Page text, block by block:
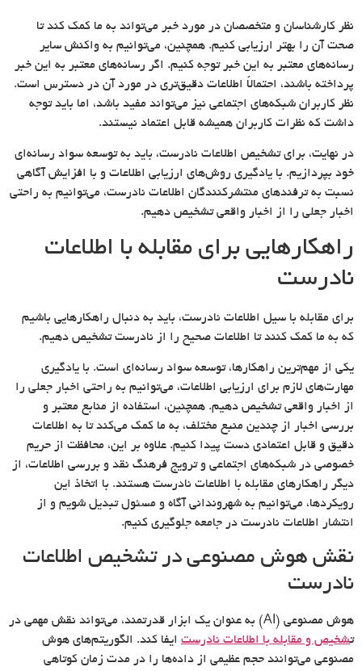
نظر کارشناسان و متخصصان در مورد خبر می‌تواند به ما کمک کند تا
صحت آن را بهتر ارزیابی کنیم. همچنین، می‌توانیم به واکنش سایر
رسانه‌های معتبر به این خبر توجه کنیم. اگر رسانه‌های معتبر به این خبر
پرداخته باشند، احتمالاً اطلاعات دقیق‌تری در مورد آن در دسترس است.
نظر کاربران شبکه‌های اجتماعی نیز می‌تواند مفید باشد، اما باید توجه
داشت که نظرات کاربران همیشه قابل اعتماد نیستند.
در نهایت، برای تشخیص اطلاعات نادرست، باید به توسعه سواد رسانه‌ای
خود بپردازیم. با یادگیری روش‌های ارزیابی اطلاعات و با افزایش آگاهی
نسبت به ترفندهای منتشرکنندگان اطلاعات نادرست، می‌توانیم به راحتی
اخبار جعلی را از اخبار واقعی تشخیص دهیم.
راهکارهایی برای مقابله با اطلاعات
نادرست
برای مقابله با سیل اطلاعات نادرست، باید به دنبال راهکارهایی باشیم
که به ما کمک کنند تا اطلاعات صحیح را از نادرست تشخیص دهیم.
یکی از مهم‌ترین راهکارها، توسعه سواد رسانه‌ای است. با یادگیری
مهارت‌های لازم برای ارزیابی اطلاعات، می‌توانیم به راحتی اخبار جعلی را
از اخبار واقعی تشخیص دهیم. همچنین، استفاده از منابع معتبر و
بررسی اخبار از چندین منبع مختلف، به ما کمک می‌کند تا به اطلاعات
دقیق و قابل اعتمادی دست پیدا کنیم. علاوه بر این، محافظت از حریم
خصوصی در شبکه‌های اجتماعی و ترویج فرهنگ نقد و بررسی اطلاعات، از
دیگر راهکارهای مقابله با اطلاعات نادرست هستند. با اتخاذ این
رویکردها، می‌توانیم به شهروندانی آگاه و مسئول تبدیل شویم و از
انتشار اطلاعات نادرست در جامعه جلوگیری کنیم.
نقش هوش مصنوعی در تشخیص اطلاعات
نادرست
هوش مصنوعی (AI) به عنوان یک ابزار قدرتمند، می‌تواند نقش مهمی در
تشخیص و مقابله با اطلاعات نادرست ایفا کند. الگوریتم‌های هوش
مصنوعی می‌توانند حجم عظیمی از داده‌ها را در مدت زمان کوتاهی